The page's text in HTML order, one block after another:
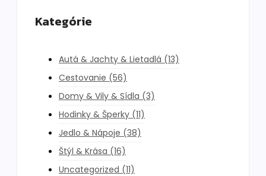
Kategórie
Autá & Jachty & Lietadlá (13)
Cestovanie (56)
Domy & Vily & Sídla (3)
Hodinky & Šperky (11)
Jedlo & Nápoje (38)
Štýl & Krása (16)
Uncategorized (11)